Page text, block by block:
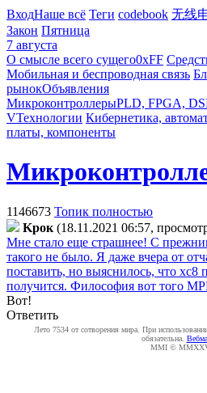
ВходНаше всё Теги codebook 无线
Закон Пятница
7 августа
О смысле всего сущего0xFF
Мобильная и беспроводная связь
рынокОбъявления
МикроконтроллерыPLD, FPGA,
VТехнологии Кибернетика,
платы, компоненты
1146673 Топик полностью
Kpoк (18.11.2021 06:57,
Мне стало еще страшнее! С
такого не было. Я даже вчера от
поставить, но выяснилось, что xc8
получится. Философия вот того
Вот!
Ответить
Лето 7534 от сотворения мира. При
обязательна.
MMI ©